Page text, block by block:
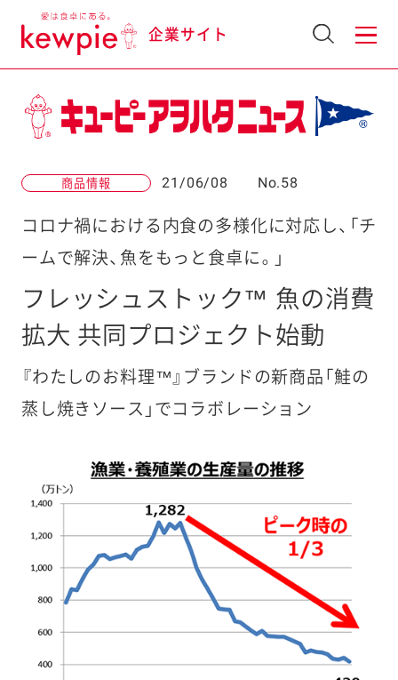
企業サイト
商品情報 21/06/08 No.58
コロナ禍における内食の多様化に対応し、「チ
ームで解決、魚をもっと食卓に。」
フレッシュストック™ 魚の消費
拡大 共同プロジェクト始動
『わたしのお料理™』ブランドの新商品「鮭の
蒸し焼きソース」でコラボレーション